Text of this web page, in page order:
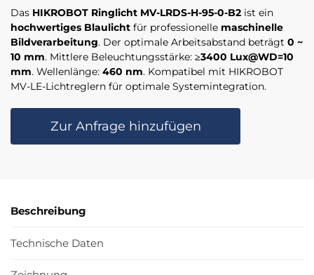
Das HIKROBOT Ringlicht MV-LRDS-H-95-0-B2 ist ein
hochwertiges Blaulicht für professionelle maschinelle
Bildverarbeitung. Der optimale Arbeitsabstand beträgt 0 ~
10 mm. Mittlere Beleuchtungsstärke: ≥3400 Lux@WD=10
mm. Wellenlänge: 460 nm. Kompatibel mit HIKROBOT
MV-LE-Lichtreglern für optimale Systemintegration.
Zur Anfrage hinzufügen
Beschreibung
Technische Daten